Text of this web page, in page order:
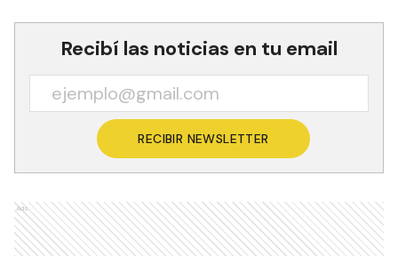
Recibí las noticias en tu email
RECIBIR NEWSLETTER
Ads